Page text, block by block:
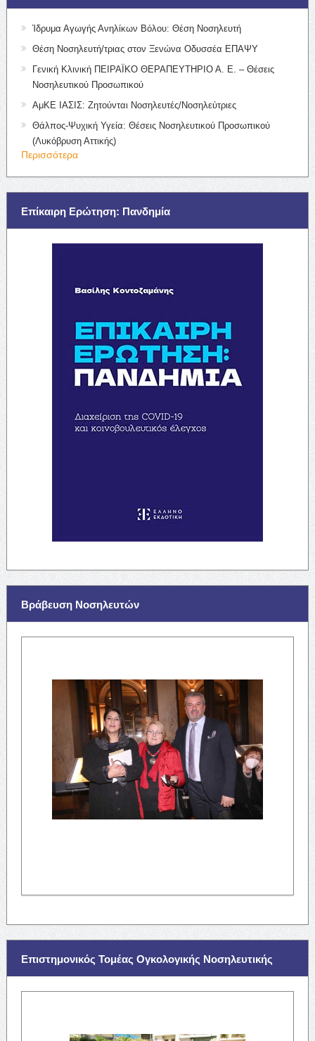
Ίδρυμα Αγωγής Ανηλίκων Βόλου: Θέση Νοσηλευτή
Θέση Νοσηλευτή/τριας στον Ξενώνα Οδυσσέα ΕΠΑΨΥ
Γενική Κλινική ΠΕΙΡΑΪΚΟ ΘΕΡΑΠΕΥΤΗΡΙΟ Α. Ε. – Θέσεις
Νοσηλευτικού Προσωπικού
ΑμΚΕ ΙΑΣΙΣ: Ζητούνται Νοσηλευτές/Νοσηλεύτριες
Θάλπος-Ψυχική Υγεία: Θέσεις Νοσηλευτικού Προσωπικού
(Λυκόβρυση Αττικής)
Περισσότερα
Επίκαιρη Ερώτηση: Πανδημία
Βράβευση Νοσηλευτών
Επιστημονικός Τομέας Ογκολογικής Νοσηλευτικής